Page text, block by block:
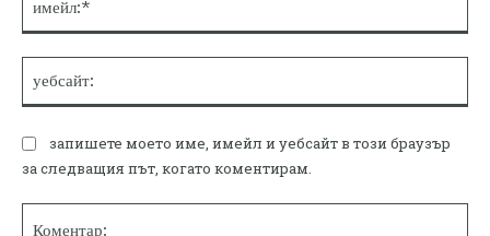
запишете моето име, имейл и уебсайт в този браузър
за следващия път, когато коментирам.